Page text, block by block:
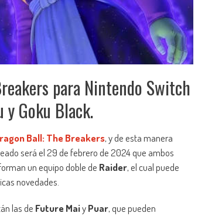
para Nintendo Switch
Goku Black.
Ball: The Breakers, y de esta manera
será el 29 de febrero de 2024 que ambos
un equipo doble de Raider, el cual puede
novedades.
las de Future MaiyPuar, que pueden